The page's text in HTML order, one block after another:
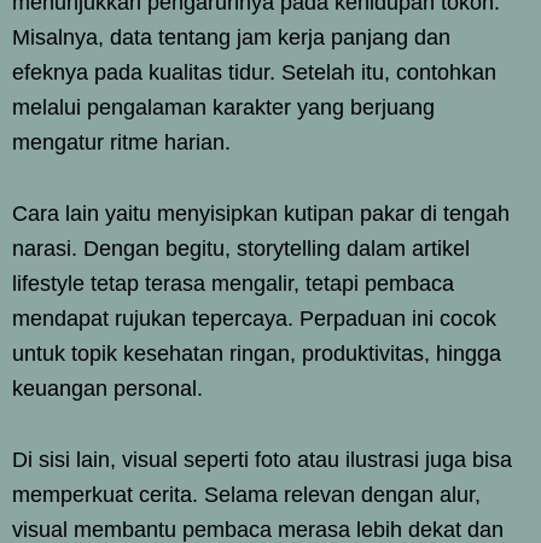
Misalnya, data tentang jam kerja panjang dan
efeknya pada kualitas tidur. Setelah itu, contohkan
melalui pengalaman karakter yang berjuang
mengatur ritme harian.
Cara lain yaitu menyisipkan kutipan pakar di tengah
narasi. Dengan begitu, storytelling dalam artikel
lifestyle tetap terasa mengalir, tetapi pembaca
mendapat rujukan tepercaya. Perpaduan ini cocok
untuk topik kesehatan ringan, produktivitas, hingga
keuangan personal.
Di sisi lain, visual seperti foto atau ilustrasi juga bisa
memperkuat cerita. Selama relevan dengan alur,
visual membantu pembaca merasa lebih dekat dan